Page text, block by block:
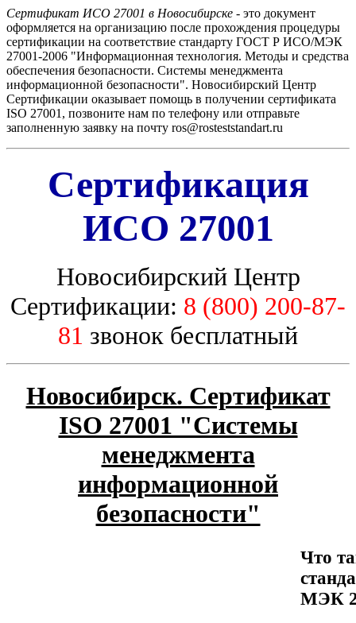
Сертификат ИСО 27001 в Новосибирске - это документ
оформляется на организацию после прохождения процедуры
сертификации на соответствие стандарту ГОСТ Р ИСО/МЭК
27001-2006 "Информационная технология. Методы и средства
обеспечения безопасности. Системы менеджмента
информационной безопасности". Новосибирский Центр
Сертификации оказывает помощь в получении сертификата
ISO 27001, позвоните нам по телефону или отправьте
заполненную заявку на почту ros@rosteststandart.ru
Сертификация
ИСО 27001
Новосибирский Центр
Сертификации: 8 (800) 200-87-
81 звонок бесплатный
Новосибирск. Сертификат
ISO 27001 "Системы
менеджмента
информационной
безопасности"
Что
МЭК